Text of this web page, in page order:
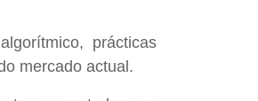
prácticas
mercado actual.